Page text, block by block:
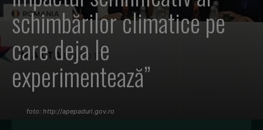
schimbărilor climatice pe
care deja le
experimentează”
foto: http://apepaduri.gov.ro